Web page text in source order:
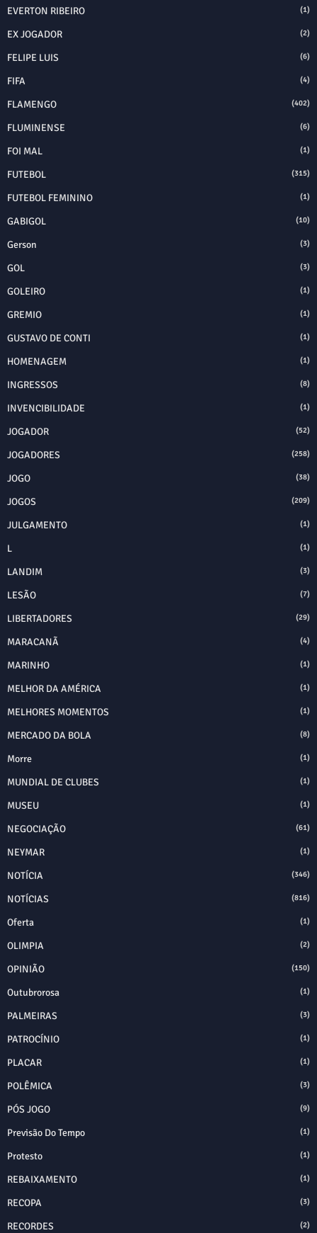
EVERTON RIBEIRO (1)
EX JOGADOR (2)
FELIPE LUIS (6)
FIFA (4)
FLAMENGO (402)
FLUMINENSE (6)
FOI MAL (1)
FUTEBOL (315)
FUTEBOL FEMININO (1)
GABIGOL (10)
Gerson (3)
GOL (3)
GOLEIRO (1)
GREMIO (1)
GUSTAVO DE CONTI (1)
HOMENAGEM (1)
INGRESSOS (8)
INVENCIBILIDADE (1)
JOGADOR (52)
JOGADORES (258)
JOGO (38)
JOGOS (209)
JULGAMENTO (1)
L (1)
LANDIM (3)
LESÃO (7)
LIBERTADORES (29)
MARACANÃ (4)
MARINHO (1)
MELHOR DA AMÉRICA (1)
MELHORES MOMENTOS (1)
MERCADO DA BOLA (8)
Morre (1)
MUNDIAL DE CLUBES (1)
MUSEU (1)
NEGOCIAÇÃO (61)
NEYMAR (1)
NOTÍCIA (346)
NOTÍCIAS (816)
Oferta (1)
OLIMPIA (2)
OPINIÃO (150)
Outubrorosa (1)
PALMEIRAS (3)
PATROCÍNIO (1)
PLACAR (1)
POLÊMICA (3)
PÓS JOGO (9)
Previsão Do Tempo (1)
Protesto (1)
REBAIXAMENTO (1)
RECOPA (3)
RECORDES (2)